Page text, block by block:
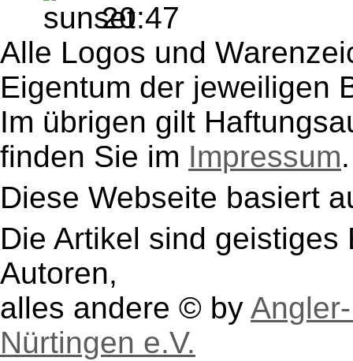
20:47
Alle Logos und
Eigentum der jeweiligen
Im übrigen gilt
finden Sie im Impressum.
Diese Webseite basiert
Die Artikel sind
Autoren,
alles andere © by
Nürtingen e.V.